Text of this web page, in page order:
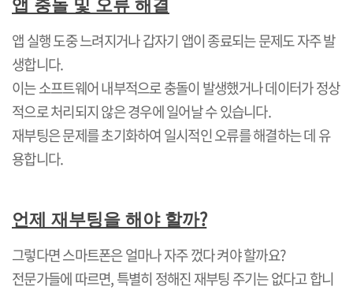
앱 충돌 및 오류 해결
앱 실행 도중 느려지거나 갑자기 앱이 종료되는 문제도 자주 발
생합니다.
이는 소프트웨어 내부적으로 충돌이 발생했거나 데이터가 정상
적으로 처리되지 않은 경우에 일어날 수 있습니다.
재부팅은 문제를 초기화하여 일시적인 오류를 해결하는 데 유
용합니다.
언제 재부팅을 해야 할까?
그렇다면 스마트폰은 얼마나 자주 껐다 켜야 할까요?
전문가들에 따르면,특별히 정해진 재부팅 주기는 없다고 합니